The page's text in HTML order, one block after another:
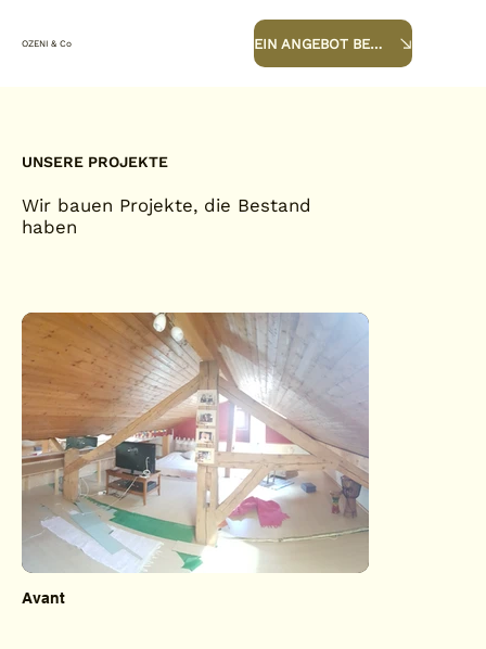
OZENI & Co EIN ANGEBOT BEKOMMEN
UNSERE PROJEKTE
Wir bauen Projekte, die Bestand
haben
Avant